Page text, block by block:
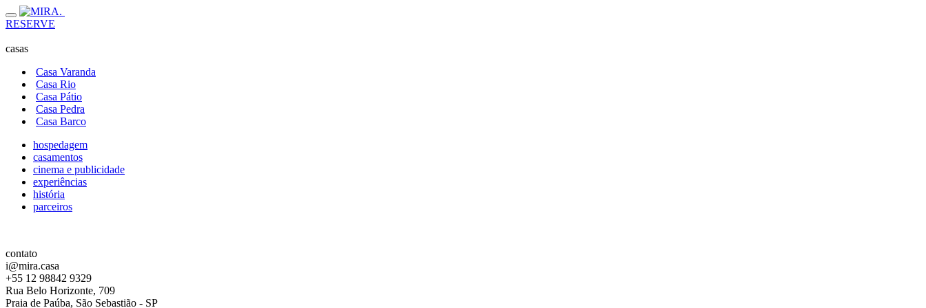
RESERVE
casas
Casa Varanda
Casa Rio
Casa Pátio
Casa Pedra
Casa Barco
hospedagem
casamentos
cinema e publicidade
experiências
história
parceiros
contato
i@mira.casa
+55 12 98842 9329
Rua Belo Horizonte, 709
Praia de Paúba, São Sebastião - SP